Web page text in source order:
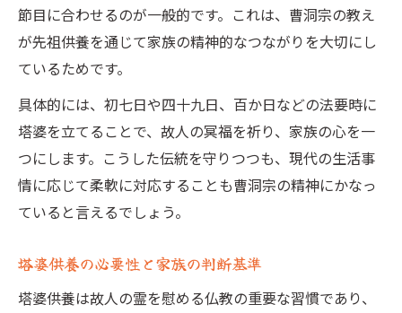
節目に合わせるのが一般的です。これは、曹洞宗の教え
が先祖供養を通じて家族の精神的なつながりを大切にし
ているためです。
具体的には、初七日や四十九日、百か日などの法要時に
塔婆を立てることで、故人の冥福を祈り、家族の心を一
つにします。こうした伝統を守りつつも、現代の生活事
情に応じて柔軟に対応することも曹洞宗の精神にかなっ
ていると言えるでしょう。
塔婆供養の必要性と家族の判断基準
塔婆供養は故人の霊を慰める仏教の重要な習慣であり、